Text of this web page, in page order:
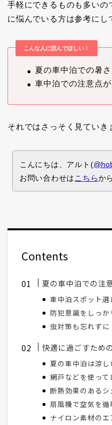
手軽にできるものも多いの
に悩んでいる方は参考にし
こんな人に読んでほしい！
夏の車中泊での暑
車中泊での注意点
それではさっそく見ていき
こんにちは、アルト(
お問い合わせは こちらから
Contents
夏の車中泊での注
車中泊スポット選
防犯意識をしっか
虫対策も忘れずに
快適に過ごすため
夏の車中泊は涼
網戸などを使って
断熱効果のあるシ
扇風機で空気を循
ナイロン素材のエ